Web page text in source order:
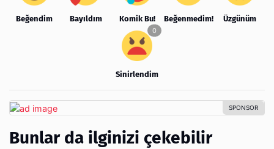
Beğendim Bayıldım Komik Bu! Beğenmedim! Üzgünüm
Sinirlendim
Bunlar da ilginizi çekebilir